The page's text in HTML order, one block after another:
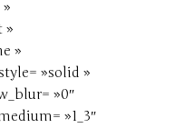
»
»
»solid »
»0″
»1_3″